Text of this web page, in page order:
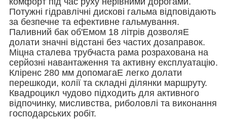
Потужні гідравлічні дискові гальма відповідають
за безпечне та ефективне гальмування.
Паливний бак об'Емом 18 літрів дозволяЕ
долати значні відстані без частих дозаправок.
Міцна сталева трубчаста рама розрахована на
серйозні навантаження та активну експлуатацію.
Кліренс 280 мм допомагаЕ легко долати
перешкоди, колії та складні ділянки маршруту.
Квадроцикл чудово підходить для активного
відпочинку, мисливства, риболовлі та виконання
господарських робіт.